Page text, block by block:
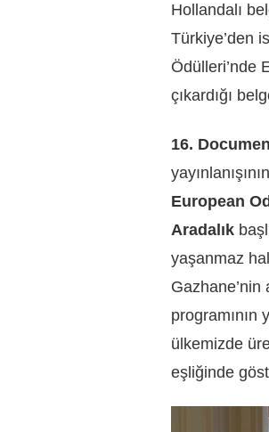
Hollandalı
Türkiye’den
Ödülleri’nde
çıkardığı
16.
European
Aradalık
yaşanmaz
programının
ülkemizde
eşliğinde